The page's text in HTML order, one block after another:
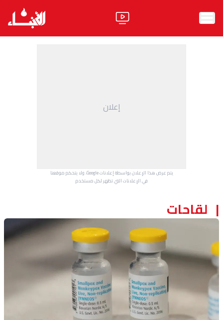
ثقافة ومجتمع
إعلان
يتم عرض هذا الإعلان بواسطة إعلانات Google، ولا يتحكم موقعنا
في الإعلانات التي تظهر لكل مستخدم.
لقاحات